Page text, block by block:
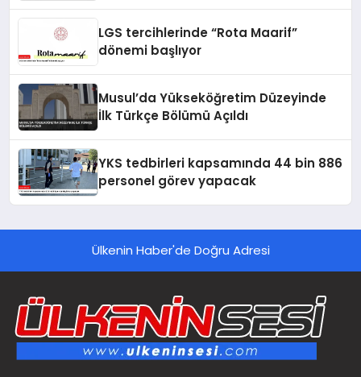
LGS tercihlerinde “Rota Maarif”
dönemi başlıyor
Musul’da Yükseköğretim Düzeyinde
İlk Türkçe Bölümü Açıldı
YKS tedbirleri kapsamında 44 bin 886
personel görev yapacak
Ülkenin Haber'de Doğru Adresi